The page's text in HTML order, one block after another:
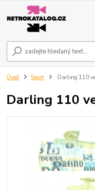
Úvod Sport Darling 110
Darling 110